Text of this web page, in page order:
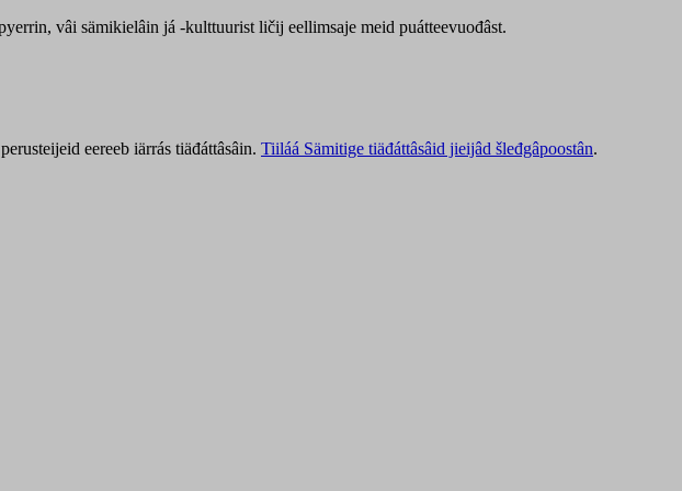
vâi sämikielâin já -kulttuurist ličij eellimsaje meid puátteevuođâst.
eereeb iärrás tiäđáttâsâin. Tiiláá Sämitige tiäđáttâsâid jieijâd šleđgâpoostân.